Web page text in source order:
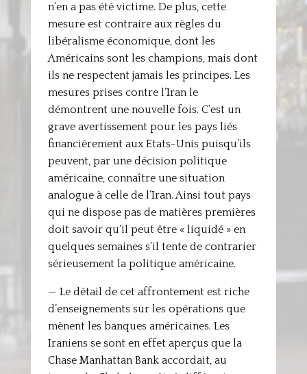
n’en a pas été victime. De plus, cette
mesure est contraire aux règles du
libéralisme économique, dont les
Américains sont les champions, mais dont
ils ne respectent jamais les principes. Les
mesures prises contre l’Iran le
démontrent une nouvelle fois. C’est un
grave avertissement pour les pays liés
financièrement aux Etats-Unis puisqu’ils
peuvent, par une décision politique
américaine, connaître une situation
analogue à celle de l’Iran. Ainsi tout pays
qui ne dispose pas de matières premières
doit savoir qu’il peut être « liquidé » en
quelques semaines s’il tente de contrarier
sérieusement la politique américaine.
— Le détail de cet affrontement est riche
d’enseignements sur les opérations que
mènent les banques américaines. Les
Iraniens se sont en effet aperçus que la
Chase Manhattan Bank accordait, au